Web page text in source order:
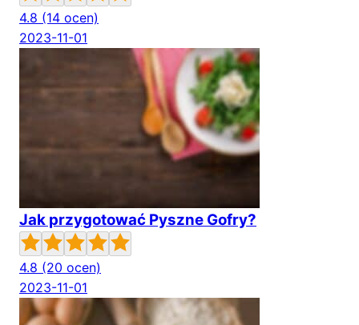
4.8 (14 ocen)
2023-11-01
Jak przygotować Pyszne Gofry?
4.8 (20 ocen)
2023-11-01